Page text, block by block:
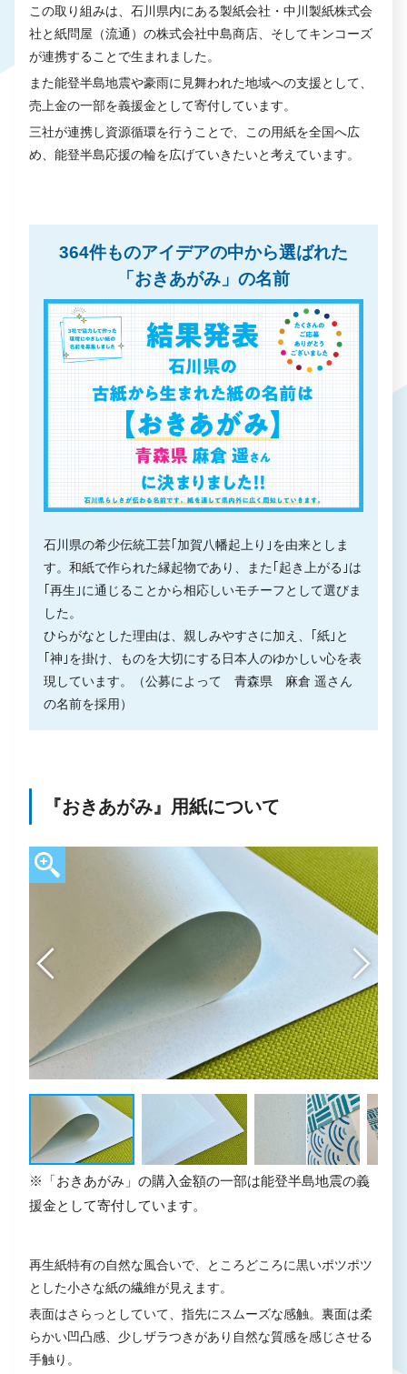
この取り組みは、石川県内にある製紙会社・中川製紙株式会
社と紙問屋（流通）の株式会社中島商店、そしてキンコーズ
が連携することで生まれました。
また能登半島地震や豪雨に見舞われた地域への支援として、
売上金の一部を義援金として寄付しています。
三社が連携し資源循環を行うことで、この用紙を全国へ広
め、能登半島応援の輪を広げていきたいと考えています。
364件ものアイデアの中から選ばれた
「おきあがみ」の名前
石川県の希少伝統工芸｢加賀八幡起上り｣を由来としま
す。和紙で作られた縁起物であり、また｢起き上がる｣は
｢再生｣に通じることから相応しいモチーフとして選びま
した。
ひらがなとした理由は、親しみやすさに加え、｢紙｣と
｢神｣を掛け、ものを大切にする日本人のゆかしい心を表
現しています。（公募によって 青森県 麻倉 遥さん
の名前を採用）
『おきあがみ』用紙について
※「おきあがみ」の購入金額の一部は能登半島地震の義
援金として寄付しています。
再生紙特有の自然な風合いで、ところどころに黒いポツポツ
とした小さな紙の繊維が見えます。
表面はさらっとしていて、指先にスムーズな感触。裏面は柔
らかい凹凸感、少しザラつきがあり自然な質感を感じさせる
手触り。